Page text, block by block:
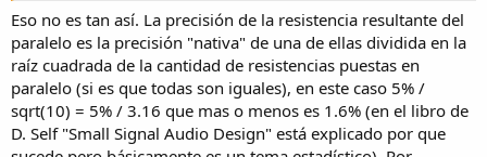
Eso no es tan así. La precisión de la resistencia resultante del
paralelo es la precisión "nativa" de una de ellas dividida en la
raíz cuadrada de la cantidad de resistencias puestas en
paralelo (si es que todas son iguales), en este caso 5% /
sqrt(10) = 5% / 3.16 que mas o menos es 1.6% (en el libro de
D. Self "Small Signal Audio Design" está explicado por que